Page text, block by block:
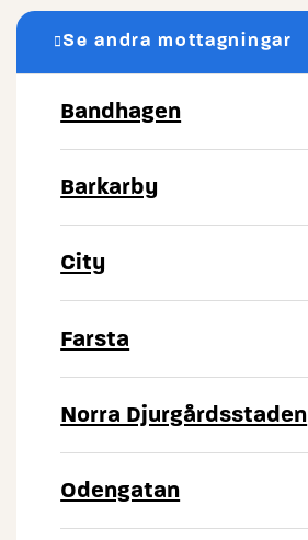
Se andra mottagningar
Bandhagen
Barkarby
City
Farsta
Norra Djurgårdsstaden
Odengatan